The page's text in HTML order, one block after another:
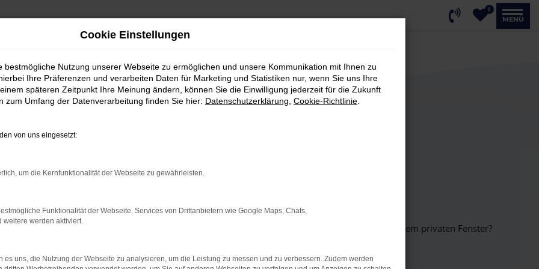
0
MENÜ
bestimmter Seiten verhindern. Funktioniert die Seite in einem anderen Browser oder in einem privaten Fenster?
beheben.
Cookie Einstellungen
bestmögliche Nutzung unserer Webseite zu ermöglichen und unsere Kommunikation mit Ihnen zu
Ihre Präferenzen und verarbeiten Daten für Marketing und Statistiken nur, wenn Sie uns Ihre
späteren Zeitpunkt Ihre Meinung ändern, können Sie die Einwilligung jederzeit für die Zukunft
zum Umfang der Datenverarbeitung finden Sie hier: Datenschutzerklärung Cookie-Richtlinie
von uns eingesetzt:
um die Kernfunktionalität der Webseite zu gewährleisten.
Funktionalität der Webseite. Services von Drittanbietern wie Google Maps, Chats,
weitere werden aktiviert.
es uns, die Nutzung der Webseite zu analysieren, um die Leistung zu messen und zu verbessern. Zudem werden